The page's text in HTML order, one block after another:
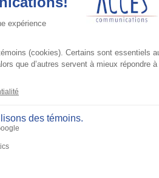
liste